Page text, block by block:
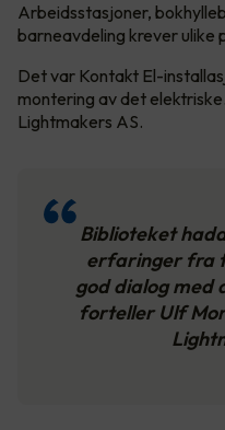
Arbeidsstasjoner,
barneavdeling krever ulike
Det var Kontakt El-
montering av det
Lightmakers AS.
Biblioteket
erfaringer fra
god dialog med
forteller Ulf